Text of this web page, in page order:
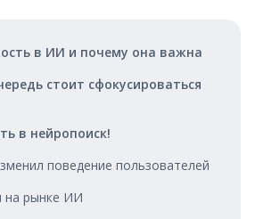
в ИИ и почему она важна
стоит сфокусироваться
в нейропоиск!
поведение пользователей
на рынке ИИ